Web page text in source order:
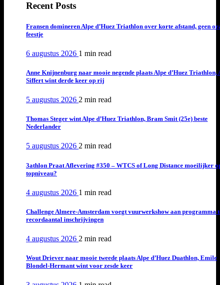
Recent Posts
Fransen domineren Alpe d’Huez Triathlon over korte afstand, geen
feestje
6 augustus 2026 1 min read
Anne Knijnenburg naar mooie negende plaats Alpe d’Huez Triathlon,
Siffert wint derde keer op rij
5 augustus 2026 2 min read
Thomas Steger wint Alpe d’Huez Triathlon, Bram Smit (25e) beste
Nederlander
5 augustus 2026 2 min read
3athlon Praat Aflevering #350 – WTCS of Long Distance moeilijker
topniveau?
4 augustus 2026 1 min read
Challenge Almere-Amsterdam voegt vuurwerkshow aan programma
recordaantal inschrijvingen
4 augustus 2026 2 min read
Wout Driever naar mooie tweede plaats Alpe d’Huez Duathlon, Emile
Blondel-Hermant wint voor zesde keer